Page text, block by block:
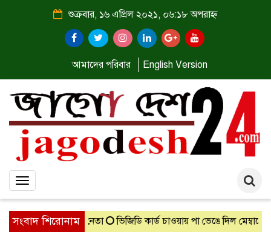
শুক্রবার, ১৬ এপ্রিল ২০২১, ০৬:১৮ অপরাহ্ন
আমাদের পরিবার English Version
Toggle
navigation
সংবাদ শিরোনাম
ফেললেন আ’লীগ নেতা ভিজিডি কার্ড চাওয়ায় পা ভেঙে দিল মেম্বারের